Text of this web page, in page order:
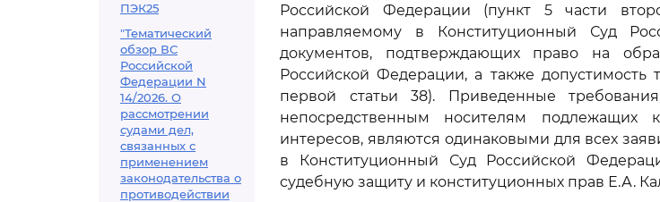
ПЭК25
"Тематический
обзор ВС
Российской
Федерации N
14/2026. О
рассмотрении
судами дел,
связанных с
применением
законодательства о
противодействии
Российской Федерации (пункт 5 части
направляемому в Конституционный Суд
документов, подтверждающих право на
Российской Федерации, а также допустимость
первой статьи 38). Приведенные
непосредственным носителям подлежащих
интересов, являются одинаковыми для всех
в Конституционный Суд Российской
судебную защиту и конституционных прав Е.А.